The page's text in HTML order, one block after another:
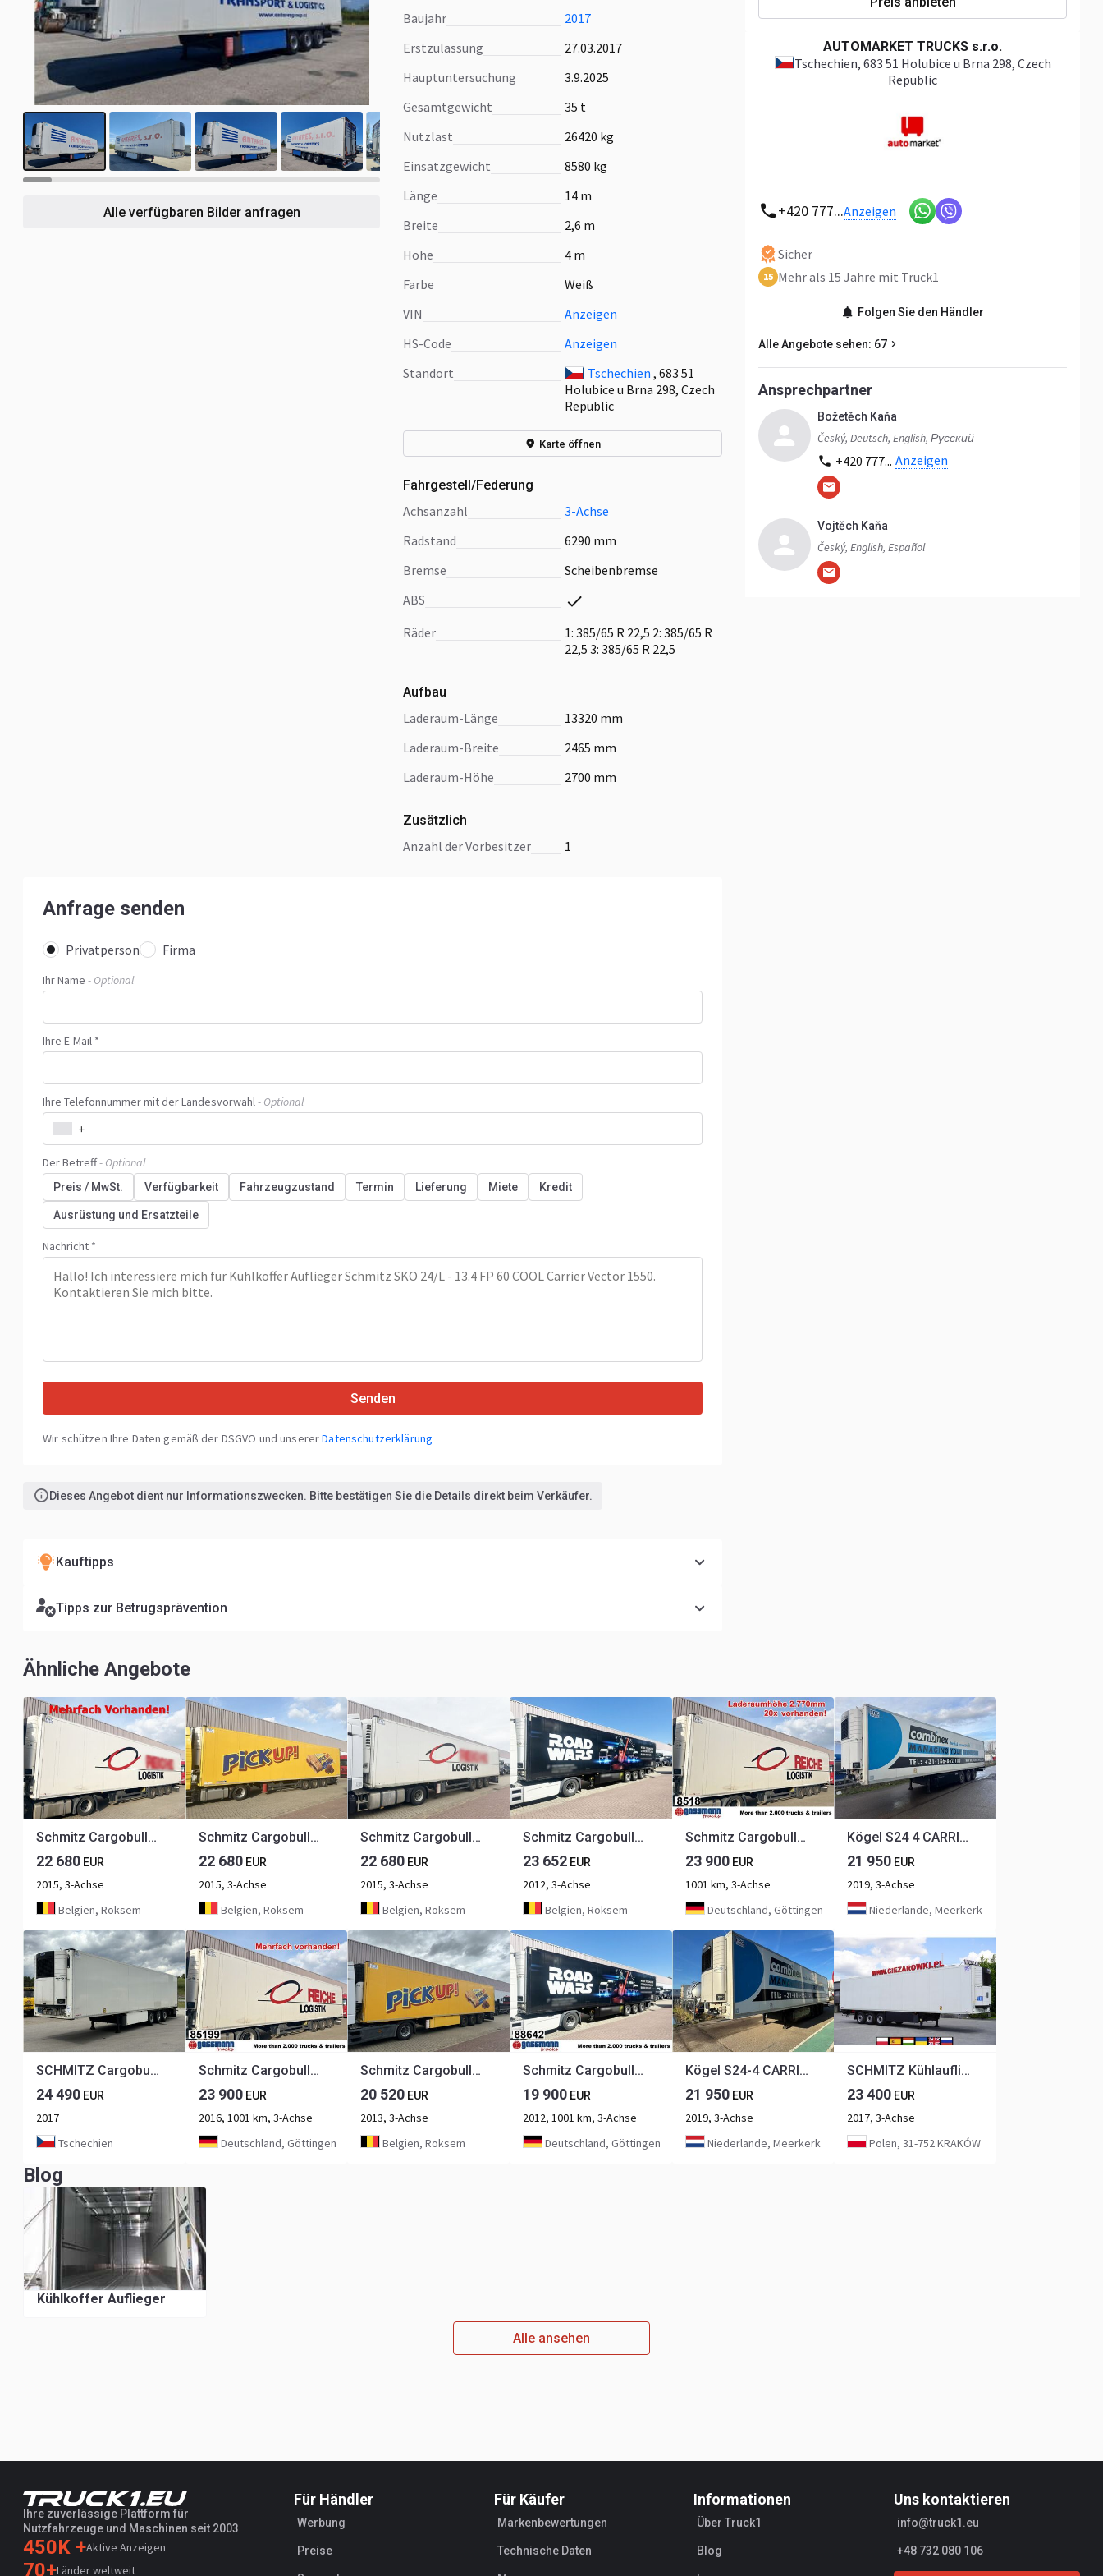
Alle verfügbaren Bilder anfragen
Baujahr
2017
Erstzulassung
27.03.2017
Hauptuntersuchung
3.9.2025
Gesamtgewicht
35 t
Nutzlast
26420 kg
Einsatzgewicht
8580 kg
Länge
14 m
Breite
2,6 m
Höhe
4 m
Farbe
Weiß
VIN
Anzeigen
HS-Code
Anzeigen
Standort
Tschechien , 683 51
Holubice u Brna 298, Czech
Republic
Karte öffnen
Fahrgestell/Federung
Achsanzahl
3-Achse
Radstand
6290 mm
Bremse
Scheibenbremse
ABS
Räder
1: 385/65 R 22,5 2: 385/65 R
22,5 3: 385/65 R 22,5
Aufbau
Laderaum-Länge
13320 mm
Laderaum-Breite
2465 mm
Laderaum-Höhe
2700 mm
Zusätzlich
Anzahl der Vorbesitzer 1
Anfrage senden
Privatperson Firma
Ihr Name - Optional
Ihre E-Mail *
Ihre Telefonnummer mit der Landesvorwahl- Optional
+
Der Betreff- Optional
Preis / MwSt. Verfügbarkeit Fahrzeugzustand Termin Lieferung Miete Kredit
Ausrüstung und Ersatzteile
Nachricht *
Senden
Wir schützen Ihre Daten gemäß der DSGVO und unsererDatenschutzerklärung
Dieses Angebot dient nur Informationszwecken. Bitte bestätigen Sie die Details direkt beim Verkäufer.
Kauftipps
Tipps zur Betrugsprävention
AUTOMARKET TRUCKS s.r.o.
Tschechien, 683 51 Holubice u Brna 298, Czech
Republic
+420 777...Anzeigen
Sicher
15 Mehr als 15 Jahre mit Truck1
Folgen Sie den Händler
Alle Angebote sehen: 67
Ansprechpartner
Božetěch Kaňa
Český, Deutsch, English, Русский
+420 777... Anzeigen
Vojtěch Kaňa
Český, English, Español
Ähnliche Angebote
Schmitz Cargobull SKO 24/L-13.4 FP 25 SKO 24/L-13.4 FP 25 45 COOL, Mega, Doppelstock
22 680 EUR
2015, 3-Achse
Belgien, Roksem
Schmitz Cargobull SKO 24/L-13.4 FP 25 SKO 24/L-13.4 FP 25 45 COOL, Mega, Doppelstock
22 680EUR
2015, 3-Achse
Belgien, Roksem
Schmitz Cargobull SKO 24/L-13.4 FP 25 SKO 24/L-13.4 FP 25
22 680 EUR
2015, 3-Achse
Belgien, Roksem
Schmitz Cargobull SKO 24/L-13.4 FP 60 COOL SKO 24/L-13.4 FP 60 COOL
23 652EUR
2012, 3-Achse
Belgien, Roksem
Schmitz Cargobull SKO 24/L-13.4 FP 45 Cool, Mega, Carrier,
23 900EUR
1001 km, 3-Achse
Deutschland, Göttingen
Kögel S24 4 CARRIER VECTOR 1550 TÜV TILL 06-2026
21 950 EUR
2019, 3-Achse
Niederlande, Meerkerk
SCHMITZ Cargobull SKO 24/L 13.4 FP 60 COOL
24 490 EUR
2017
Tschechien
Schmitz Cargobull SKO 24/L-13.4 FP 45 Cool, Mega, Carrier,
23 900EUR
2016, 1001 km, 3-Achse
Deutschland, Göttingen
Schmitz Cargobull SKO 24/L-13.4 FP 25 SKO 24/L-13.4 FP 25
20 520 EUR
2013, 3-Achse
Belgien, Roksem
Schmitz Cargobull SKO 24/L-13.4 FP 60 COOL
19 900EUR
2012, 1001 km, 3-Achse
Deutschland, Göttingen
Kögel S24-4 CARRIER VECTOR 1550 3X BPW AXLE DISC BRAKES
21 950EUR
2019, 3-Achse
Niederlande, Meerkerk
SCHMITZ Kühlauflieger / Carrier Vector 1550
23 400 EUR
2017, 3-Achse
Polen, 31-752 KRAKÓW
Blog
Kühlkoffer Auflieger
Alle ansehen
Ihre zuverlässige Plattform für
Nutzfahrzeuge und Maschinen seit 2003
450K +Aktive Anzeigen
70+Länder weltweit
Für Händler
Werbung
Preise
Für Käufer
Markenbewertungen
Technische Daten
Informationen
Über Truck1
Blog
Uns kontaktieren
info@truck1.eu
+48 732 080 106